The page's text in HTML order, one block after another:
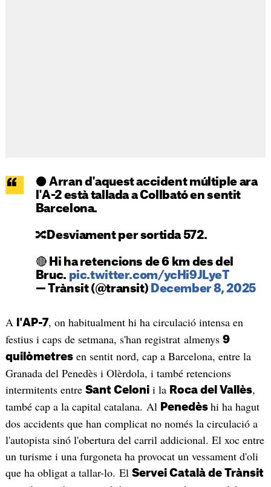
⚫ Arran d'aquest accident múltiple ara
l'A-2 està tallada a Collbató en sentit
Barcelona.
🔀Desviament per sortida 572.
🔴 Hi ha retencions de 6 km des del
Bruc. pic.twitter.com/ycHi9JLyeT
— Trànsit (@transit) December 8, 2025
A l'AP-7, on habitualment hi ha circulació intensa en
festius i caps de setmana, s'han registrat almenys 9
quilòmetresen sentit nord, cap a Barcelona, entre la
Granada del Penedès i Olèrdola, i també retencions
intermitents entre Sant Celonii la Roca del Vallès,
també cap a la capital catalana. Al Penedès hi ha hagut
dos accidents que han complicat no només la circulació a
l'autopista sinó l'obertura del carril addicional. El xoc entre
un turisme i una furgoneta ha provocat un vessament d'oli
que ha obligat a tallar-lo. El Servei Català de Trànsit